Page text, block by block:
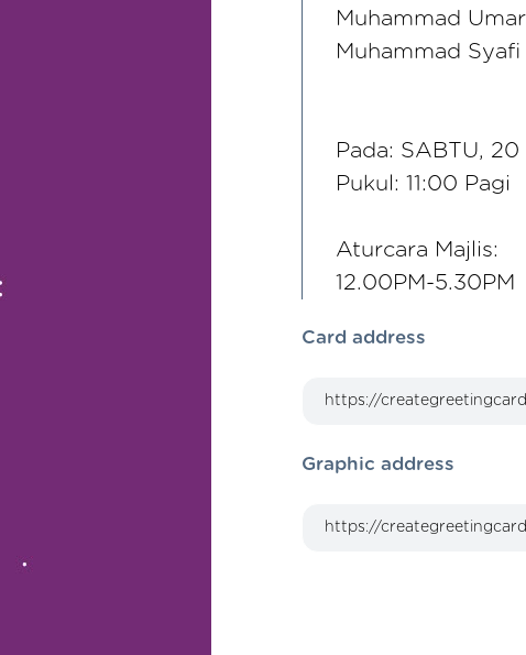
Muhammad
Muhammad
Pada: SABTU,
Pukul: 11:00 Pagi
Aturcara Majlis:
12.00PM-5.30PM
Card address
Graphic address